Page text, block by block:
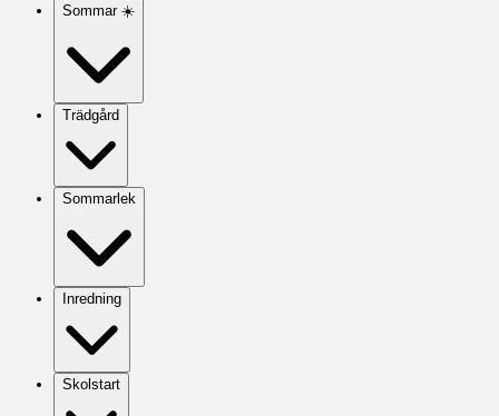
Sommar ☀️
Trädgård
Sommarlek
Inredning
Skolstart